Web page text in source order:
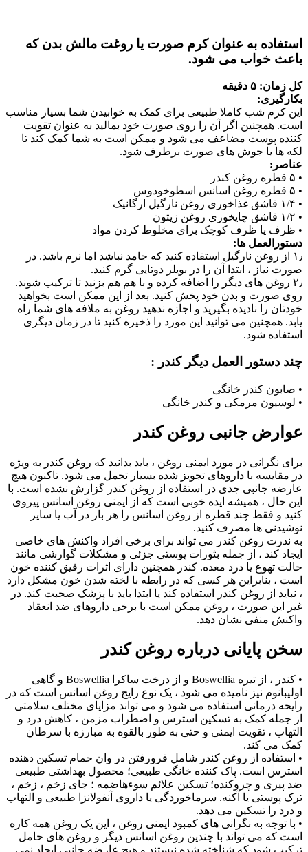
استفاده به عنوان کرم صورت یا روغت مالش بدن که
باعث خواب می شود.
کل زمان: ۵ دقیقه
بکارگیری:
این کرم شب کاملا طبیعی برای کمک به خوابیدن شما بسیار مناسب
است. همچنین اگر آن را روی صورت خود بمالید به عنوان تقویت
کننده پوست مضاعف می شود و ممکن است به شما کمک کند تا
لکه ها یا جوش های صورت برطرف شود.
عناصر:
• ۵ قطره روغن کندر
• ۵ قطره روغن اسانس اسطوخودوس
• ۱/۴ قاشق غذاخوری روغن نارگیل ارگانیک
• ۱/۲ قاشق چایخوری روغن زیتون
• ظرف یا ظرف کوچک برای مخلوط کردن مواد
دستورالعمل ها:
۱٫ از روغن نارگیل استفاده کنید که جامد نباشد اما نرم باشد. در
صورت نیاز ، ابتدا آن را در بویلر دوتایی گرم کنید.
۲٫ روغن های دیگر را اضافه کرده و با هم هم بزنید تا ترکیب شوند.
روی صورت و بدن خود پخش کنید. بعد از این ممکن است بخواهید
خودتان را نادیده بگیرید و اجازه ندهید روغن به ملافه های شما راه
یابد. همچنین می توانید این مورد را ذخیره کنید تا در زمان دیگری
استفاده شود.
چند دستور العمل دیگر کندر :
• صابون کندر خانگی
• لوسیون مرمکی و کندر خانگی
عوارض جانبی روغن کندر
برای نگرانی در مورد ایمنی روغن ، باید بدانید که روغن کندر به ویژه
در مقایسه با داروهای تجویز شده بسیار تحمل می شود. تاکنون هیچ
عارضه جانبی جدی در استفاده از روغن کندر گزارش نشده است. با
این حال ، همیشه ایده خوبی است که از ایمنی روغن اسانس پیروی
کنید و فقط چند قطره از روغن اسانس را هر بار در آب یا سایر
نوشیدنی ها مصرف کنید.
به ندرت روغن کندر می تواند برای برخی افراد واکنش های خاصی
ایجاد کند ، از جمله بثورات پوستی جزئی و مشکلات گوارشی مانند
حالت تهوع یا درد معده. کندر همچنین دارای اثرات رقیق کننده خون
است ، بنابراین هر کسی که در رابطه با لخته شدن خون مشکل دارد
، نباید از روغن کندر استفاده کند یا ابتدا باید با پزشک صحبت کند. در
غیر این صورت ، روغن ممکن است با برخی داروهای ضد انعقاد
واکنش منفی نشان دهد.
سخن پایانی درباره روغن کندر
• کندر ، از تیره Boswellia و از درخت ساکرا Boswellia و گاهی
اولیبانوم نیز نامیده می شود ، یک نوع رایج روغن اسانس است که در
رایحه درمانی استفاده می شود و می تواند مزایای مختلف سلامتی
از جمله کمک به تسکین استرس و اضطراب مزمن ، کاهش درد و
التهاب ، تقویت ایمنی و حتی به طور بالقوه به مبارزه با سرطان
کمک می کند.
• استفاده از روغن کندر شامل فرورفتن در وان حمام تسکین دهنده
استرس است. پاک کننده خانگی طبیعی؛ محصول بهداشتی طبیعی
ضد پیری و چروکنده؛ تسکین علائم سوءهاضمه ؛ جای زخم ، زخم ،
ترک پوستی یا آکنه. سرماخوردگی یا داروی آنفولانزا طبیعی و التهاب
و درد را تسکین می دهد.
• با توجه به نگرانی های کمبود ایمنی روغن ، این یک روغن همه کاره
است که می تواند با چندین روغن اسانس دیگر و روغن های حامل
ترکیب شود که شناخته شده نیستند و هیچ عارضه جانبی ایجاد نمی